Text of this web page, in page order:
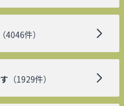
（4046件）
（1929件）